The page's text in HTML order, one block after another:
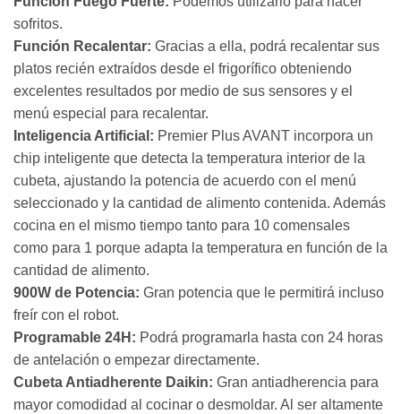
sofritos.
Función Recalentar: Gracias a ella, podrá recalentar sus
platos recién extraídos desde el frigorífico obteniendo
excelentes resultados por medio de sus sensores y el
menú especial para recalentar.
Inteligencia Artificial: Premier Plus AVANT incorpora un
chip inteligente que detecta la temperatura interior de la
cubeta, ajustando la potencia de acuerdo con el menú
seleccionado y la cantidad de alimento contenida. Además
cocina en el mismo tiempo tanto para 10 comensales
como para 1 porque adapta la temperatura en función de la
cantidad de alimento.
900W de Potencia: Gran potencia que le permitirá incluso
freír con el robot.
Programable 24H: Podrá programarla hasta con 24 horas
de antelación o empezar directamente.
Cubeta Antiadherente Daikin: Gran antiadherencia para
mayor comodidad al cocinar o desmoldar. Al ser altamente